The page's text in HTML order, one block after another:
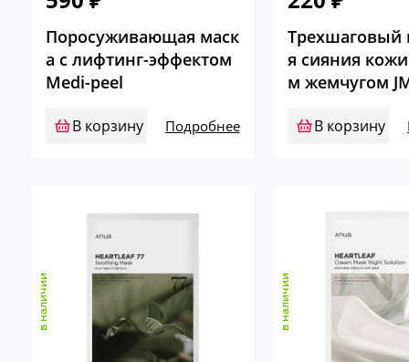
Поросуживающая маск
а с лифтинг-эффектом
Medi-peel
В корзину Подробнее
Трехшаговый
я сияния
м жемчугом
В корзину
в наличии в наличии